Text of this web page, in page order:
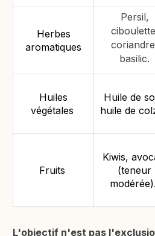
Herbes
aromatiques
Persil,
basilic.
Huiles
végétales
Huile de
huile de
Fruits
Kiwis,
(teneur
modérée).
L'objectif n'est pas